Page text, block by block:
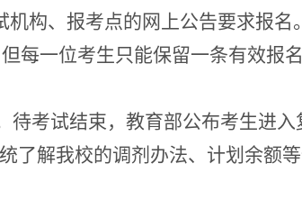
构、报考点的网上公告要求报名
每一位考生只能保留一条有效报
待考试结束，教育部公布考生进入
了解我校的调剂办法、计划余额等